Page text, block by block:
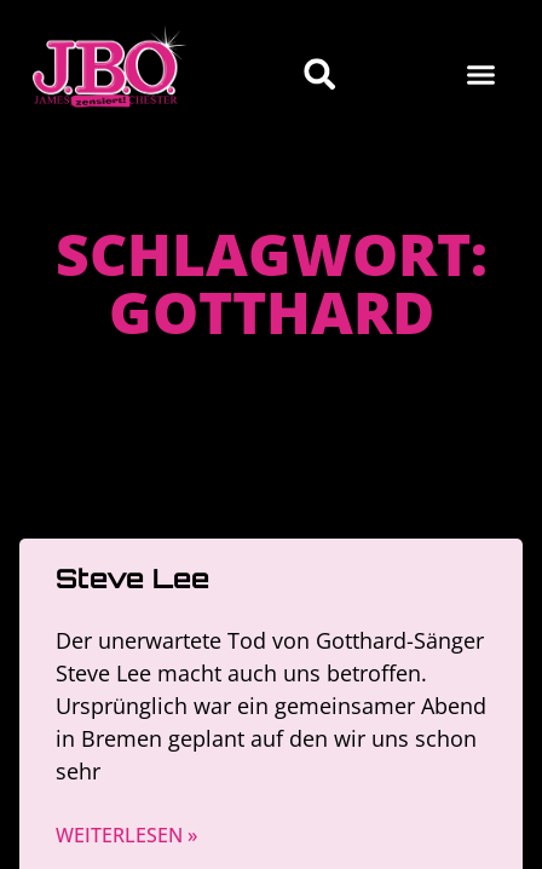
SCHLAGWORT:
GOTTHARD
Steve Lee
Der unerwartete Tod von Gotthard-Sänger
Steve Lee macht auch uns betroffen.
Ursprünglich war ein gemeinsamer Abend
in Bremen geplant auf den wir uns schon
sehr
WEITERLESEN »